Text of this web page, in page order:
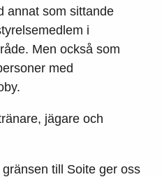
annat som sittande
i
Men också som
med
jägare och
till Soite ger oss